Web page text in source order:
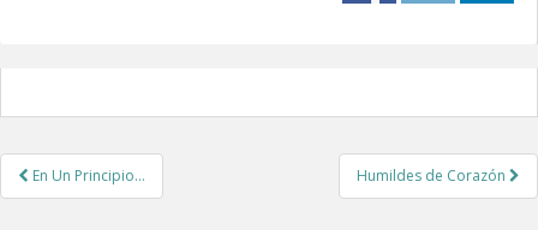
Post
navigation
En Un Principio… Humildes de Corazón